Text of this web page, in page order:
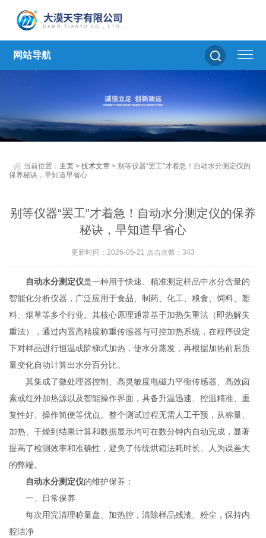
网站导航
当前位置： 主页 >技术文章 > 别等仪器“罢工”才着急！自动水分测定仪的
保养秘诀，早知道早省心
别等仪器“罢工”才着急！自动水分测定仪的保养
秘诀，早知道早省心
更新时间：2026-05-21 点击次数：343
自动水分测定仪是一种用于快速、精准测定样品中水分含量的
智能化分析仪器，广泛应用于食品、制药、化工、粮食、饲料、塑
料、烟草等多个行业。其核心原理通常基于加热失重法（即热解失
重法），通过内置高精度称重传感器与可控加热系统，在程序设定
下对样品进行恒温或阶梯式加热，使水分蒸发，再根据加热前后质
量变化自动计算出水分百分比。
其集成了微处理器控制、高灵敏度电磁力平衡传感器、高效卤
素或红外加热源以及智能操作界面，具备升温迅速、控温精准、重
复性好、操作简便等优点。整个测试过程无需人工干预，从称量、
加热、干燥到结果计算和数据显示均可在数分钟内自动完成，显著
提高了检测效率和准确性，避免了传统烘箱法耗时长、人为误差大
的弊端。
自动水分测定仪的维护保养：
一、日常保养
每次用完清理称量盘、加热腔，清除样品残渣、粉尘，保持内
腔洁净